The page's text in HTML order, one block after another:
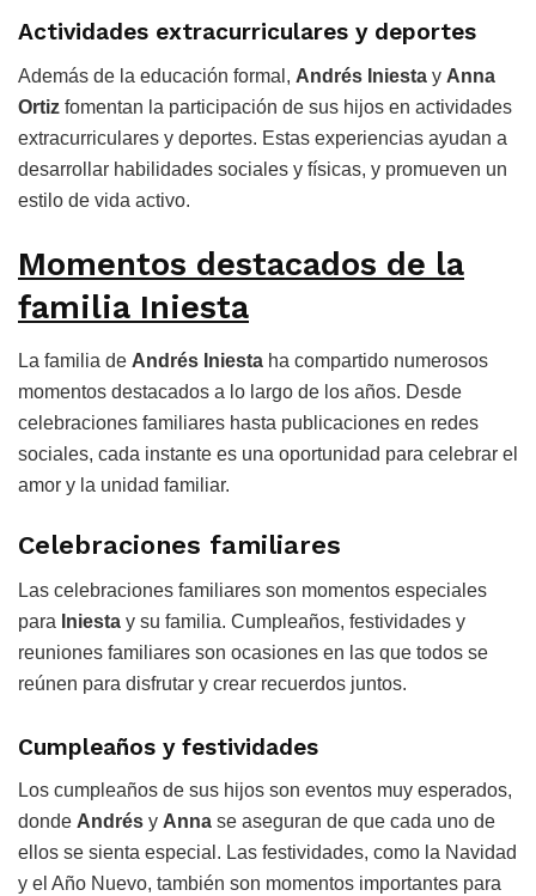
Actividades extracurriculares y deportes
Además de la educación formal, Andrés Iniesta y Anna
Ortiz fomentan la participación de sus hijos en actividades
extracurriculares y deportes. Estas experiencias ayudan a
desarrollar habilidades sociales y físicas, y promueven un
estilo de vida activo.
Momentos destacados de la
familia Iniesta
La familia de Andrés Iniesta ha compartido numerosos
momentos destacados a lo largo de los años. Desde
celebraciones familiares hasta publicaciones en redes
sociales, cada instante es una oportunidad para celebrar el
amor y la unidad familiar.
Celebraciones familiares
Las celebraciones familiares son momentos especiales
para Iniesta y su familia. Cumpleaños, festividades y
reuniones familiares son ocasiones en las que todos se
reúnen para disfrutar y crear recuerdos juntos.
Cumpleaños y festividades
Los cumpleaños de sus hijos son eventos muy esperados,
donde Andrés y Anna se aseguran de que cada uno de
ellos se sienta especial. Las festividades, como la Navidad
y el Año Nuevo, también son momentos importantes para